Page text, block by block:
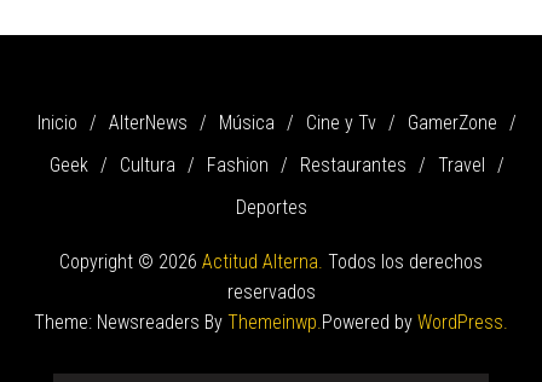
Inicio AlterNews Música Cine y Tv
GamerZone
Geek
Cultura Fashion Restaurantes
Travel
Deportes
Copyright © 2026 Actitud Alterna. Todos los derechos
reservados
Theme: Newsreaders By Themeinwp.Powered by WordPress.